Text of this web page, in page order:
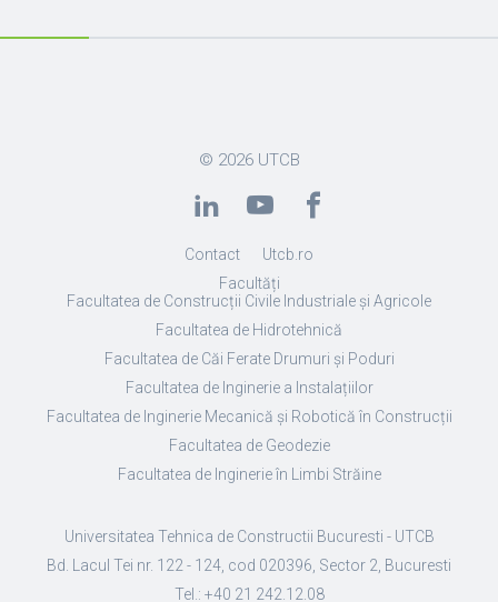
© 2026 UTCB
Contact
Utcb.ro
Facultăți
Facultatea de Construcții Civile Industriale și Agricole
Facultatea de Hidrotehnică
Facultatea de Căi Ferate Drumuri și Poduri
Facultatea de Inginerie a Instalațiilor
Facultatea de Inginerie Mecanică și Robotică în Construcții
Facultatea de Geodezie
Facultatea de Inginerie în Limbi Străine
Universitatea Tehnica de Constructii Bucuresti - UTCB
Bd. Lacul Tei nr. 122 - 124, cod 020396, Sector 2, Bucuresti
Tel.: +40 21 242.12.08